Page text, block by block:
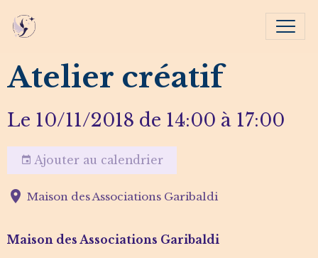
Atelier créatif
Le 10/11/2018 de 14:00 à 17:00
Ajouter au calendrier
Maison des Associations Garibaldi
Maison des Associations Garibaldi